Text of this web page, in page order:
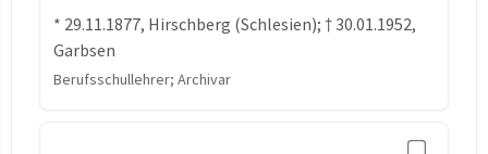
* 29.11.1877, Hirschberg (Schlesien); † 30.01.1952,
Garbsen
Berufsschullehrer; Archivar